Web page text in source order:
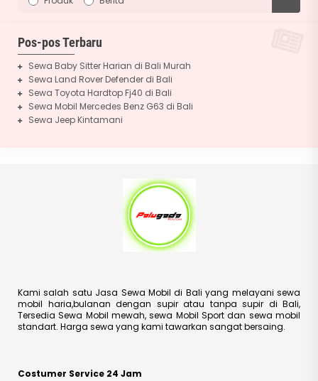
Pos-pos Terbaru
Sewa Baby Sitter Harian di Bali Murah
Sewa Land Rover Defender di Bali
Sewa Toyota Hardtop Fj40 di Bali
Sewa Mobil Mercedes Benz G63 di Bali
Sewa Jeep Kintamani
Kami salah satu Jasa Sewa Mobil di Bali yang melayani sewa
mobil haria,bulanan dengan supir atau tanpa supir di Bali,
Tersedia Sewa Mobil mewah, sewa Mobil Sport dan sewa mobil
standart. Harga sewa yang kami tawarkan sangat bersaing.
Costumer Service 24 Jam